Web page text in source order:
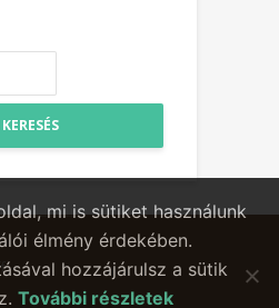
KERESÉS
mi is sütiket használunk
élmény érdekében.
hozzájárulsz a sütik
További részletek